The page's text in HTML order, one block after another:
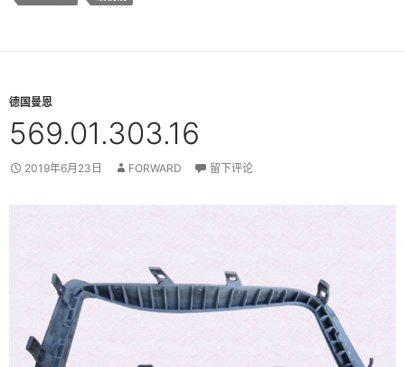
德国曼恩
569.01.303.16
2019年6月23日 FORWARD 留下评论